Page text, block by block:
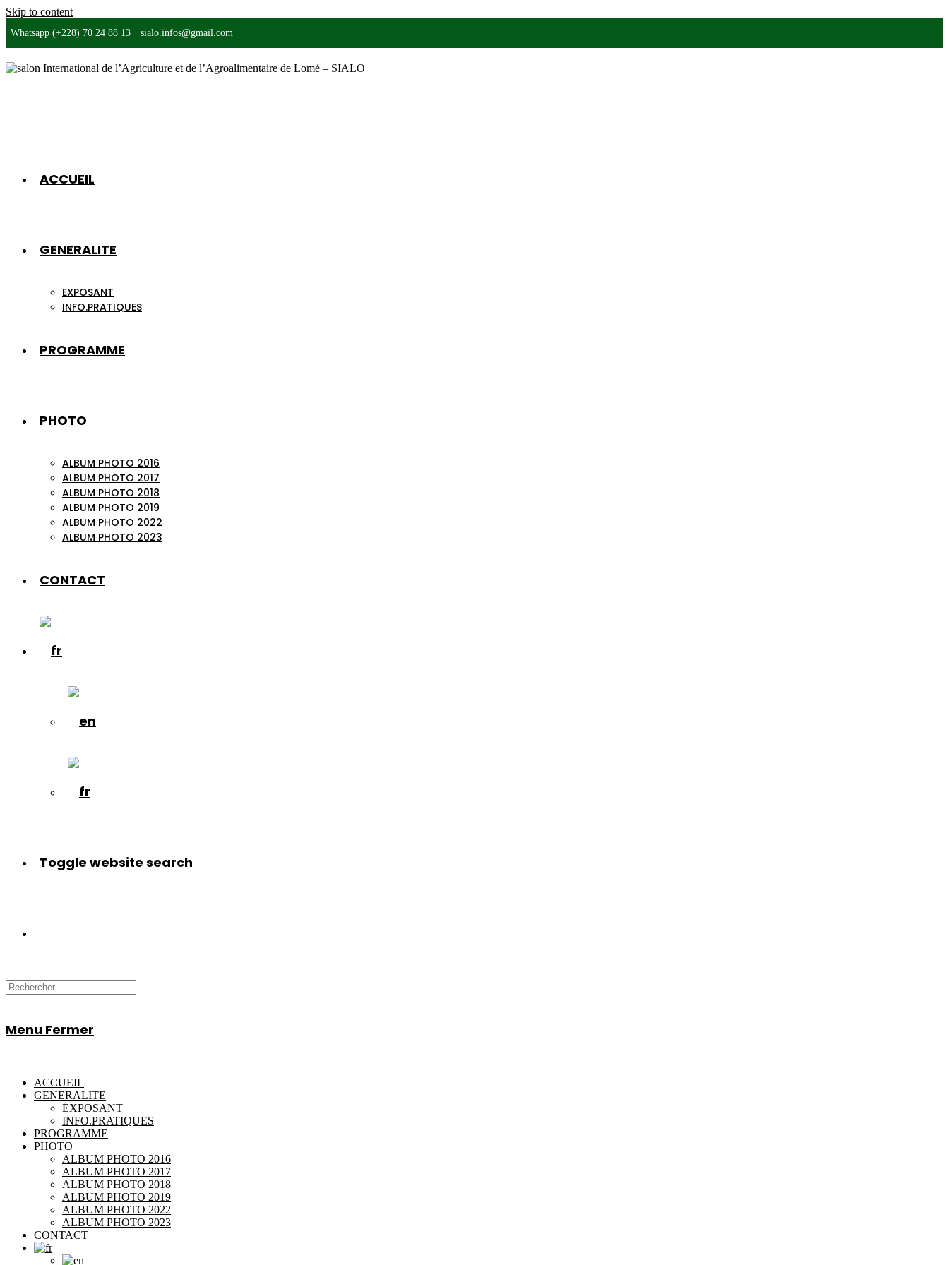
Skip to content
Whatsapp (+228) 70 24 88 13 sialo.infos@gmail.com
ACCUEIL
GENERALITE
EXPOSANT
INFO.PRATIQUES
PROGRAMME
PHOTO
ALBUM PHOTO 2016
ALBUM PHOTO 2017
ALBUM PHOTO 2018
ALBUM PHOTO 2019
ALBUM PHOTO 2022
ALBUM PHOTO 2023
CONTACT
Toggle website search
Menu Fermer
ACCUEIL
GENERALITE
EXPOSANT
INFO.PRATIQUES
PROGRAMME
PHOTO
ALBUM PHOTO 2016
ALBUM PHOTO 2017
ALBUM PHOTO 2018
ALBUM PHOTO 2019
ALBUM PHOTO 2022
ALBUM PHOTO 2023
CONTACT